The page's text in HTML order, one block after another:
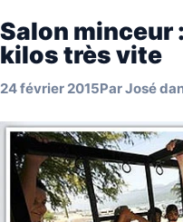
Salon minceur
kilos très vite
24 février 2015ParJosé